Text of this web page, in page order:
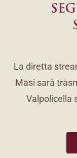
La diretta
Masi sarà
Valpolicella